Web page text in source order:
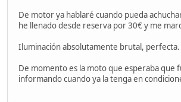
De motor ya hablaré cuando pueda
he llenado desde reserva por 30€ y me
Iluminación absolutamente brutal, perfecta.
De momento es la moto que esperaba que
informando cuando ya la tenga en